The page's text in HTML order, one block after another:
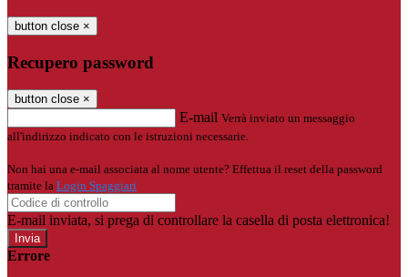
button close ×
Recupero password
button close ×
E-mail Verrà inviato un messaggio
all'indirizzo indicato con le istruzioni necessarie.
Non hai una e-mail associata al nome utente? Effettua il reset della password
tramite la Login Spaggiari
E-mail inviata, si prega di controllare la casella di posta elettronica!
Errore